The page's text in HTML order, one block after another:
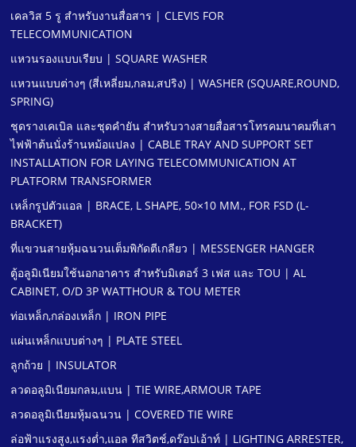
เคลวิส 5 รู สําหรับงานสื่อสาร | CLEVIS FOR
TELECOMMUNICATION
แหวนรองแบบเรียบ | SQUARE WASHER
แหวนแบบต่างๆ (สี่เหลี่ยม,กลม,สปริง) | WASHER (SQUARE,ROUND,
SPRING)
ชุดรางเคเบิล และชุดคํายัน สําหรับวางสายสื่อสารโทรคมนาคมที่เสา
ไฟฟ้าต้นนั่งร้านหม้อแปลง | CABLE TRAY AND SUPPORT SET
INSTALLATION FOR LAYING TELECOMMUNICATION AT
PLATFORM TRANSFORMER
เหล็กรูปตัวแอล | BRACE, L SHAPE, 50×10 MM., FOR FSD (L-
BRACKET)
ที่แขวนสายหุ้มฉนวนเต็มพิกัดตีเกลียว | MESSENGER HANGER
ตู้อลูมิเนียมใช้นอกอาคาร สําหรับมิเตอร์ 3 เฟส และ TOU | AL
CABINET, O/D 3P WATTHOUR & TOU METER
ท่อเหล็ก,กล่องเหล็ก | IRON PIPE
แผ่นเหล็กแบบต่างๆ | PLATE STEEL
ลูกถ้วย | INSULATOR
ลวดอลูมิเนียมกลม,แบน | TIE WIRE,ARMOUR TAPE
ลวดอลูมิเนียมหุ้มฉนวน | COVERED TIE WIRE
ล่อฟ้าแรงสูง,แรงตํ่า,แอล ทีสวิตช์,ดร๊อปเอ้าท์ | LIGHTING ARRESTER,